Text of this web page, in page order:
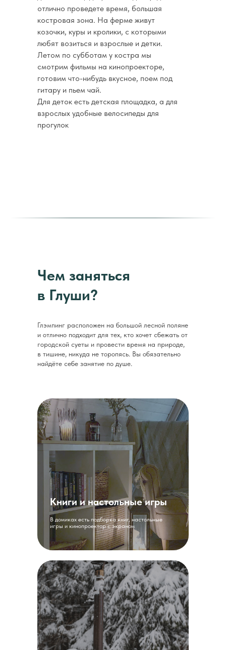
отлично проведете время, большая
костровая зона. На ферме живут
козочки, куры и кролики, с которыми
любят возиться и взрослые и детки.
Летом по субботам у костра мы
смотрим фильмы на кинопроекторе,
готовим что-нибудь вкусное, поем под
гитару и пьем чай.
Для деток есть детская площадка, а для
взрослых удобные велосипеды для
прогулок
Чем заняться
в Глуши?
Глэмпинг расположен на большой лесной поляне
и отлично подходит для тех, кто хочет сбежать от
городской суеты и провести время на природе,
в тишине, никуда не торопясь. Вы обязательно
найдёте себе занятие по душе.
Книги и настольные игры
В домиках есть подборка книг, настольные
игры и кинопроектор с экраном